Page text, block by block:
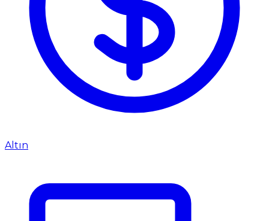
Altın